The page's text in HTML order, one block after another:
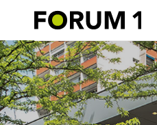
PRESSEAUSSENDUNGEN
MEDIAGALERIE